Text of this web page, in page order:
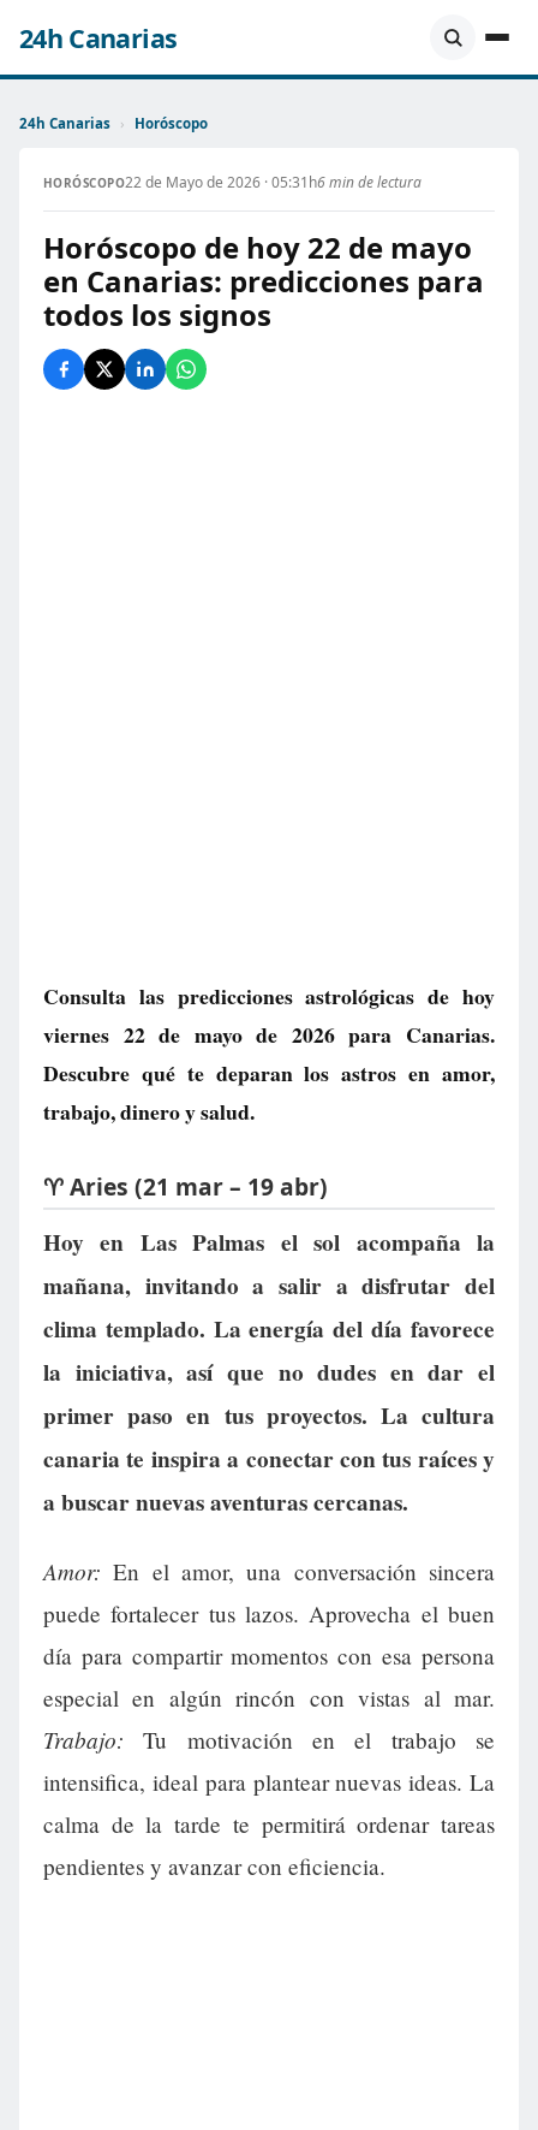
24h Canarias
24h Canarias › Horóscopo
HORÓSCOPO22 de Mayo de 2026 · 05:31h6 min de lectura
Horóscopo de hoy 22 de mayo
en Canarias: predicciones para
todos los signos
Consulta las predicciones astrológicas de hoy
viernes 22 de mayo de 2026 para Canarias.
Descubre qué te deparan los astros en amor,
trabajo, dinero y salud.
♈ Aries (21 mar – 19 abr)
Hoy en Las Palmas el sol acompaña la
mañana, invitando a salir a disfrutar del
clima templado. La energía del día favorece
la iniciativa, así que no dudes en dar el
primer paso en tus proyectos. La cultura
canaria te inspira a conectar con tus raíces y
a buscar nuevas aventuras cercanas.
Amor: En el amor, una conversación sincera
puede fortalecer tus lazos. Aprovecha el buen
día para compartir momentos con esa persona
especial en algún rincón con vistas al mar.
Trabajo: Tu motivación en el trabajo se
intensifica, ideal para plantear nuevas ideas. La
calma de la tarde te permitirá ordenar tareas
pendientes y avanzar con eficiencia.